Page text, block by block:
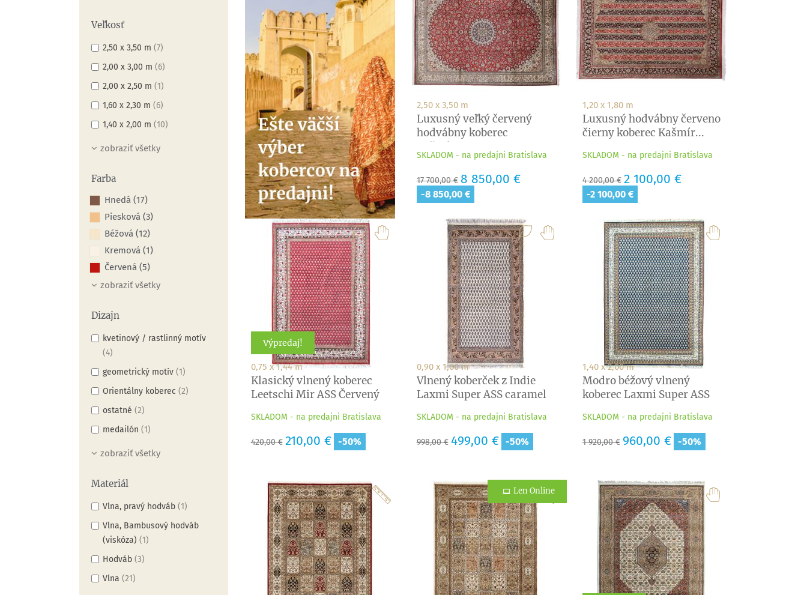
Veľkosť
2,50 x 3,50 m (7)
2,00 x 3,00 m (6)
2,00 x 2,50 m (1)
1,60 x 2,30 m (6)
1,40 x 2,00 m (10)
zobraziť všetky
Farba
Hnedá (17)
Piesková (3)
Béžová (12)
Kremová (1)
Červená (5)
zobraziť všetky
Dizajn
kvetinový / rastlinný motív
(4)
geometrický motív (1)
Orientálny koberec (2)
ostatné (2)
medailón (1)
zobraziť všetky
Materiál
Vlna, pravý hodváb (1)
Vlna, Bambusový hodváb
(viskóza) (1)
Hodváb (3)
Vlna (21)
2,50 x 3,50 m
Luxusný veľký červený
hodvábny koberec
Kašmír...
SKLADOM - na predajni Bratislava
Základná
cena
17 700,00 € Cena
8 850,00 €
-8 850,00 €
1,20 x 1,80 m
Luxusný hodvábny červeno
čierny koberec Kašmír...
SKLADOM - na predajni Bratislava
Základná
cena
4 200,00 € Cena
2 100,00 €
-2 100,00 €
Výpredaj!
0,75 x 1,44 m
Klasický vlnený koberec
Leetschi Mir ASS Červený
SKLADOM - na predajni Bratislava
Základná
cena
420,00 € Cena
210,00 € -50%
Len Online
0,90 x 1,60 m
Vlnený koberček z Indie
Laxmi Super ASS caramel
SKLADOM - na predajni Bratislava
Základná
cena
998,00 € Cena
499,00 € -50%
1,40 x 2,00 m
Modro béžový vlnený
koberec Laxmi Super ASS
SKLADOM - na predajni Bratislava
Základná
1 920,00 € Cena
960,00 € -50%